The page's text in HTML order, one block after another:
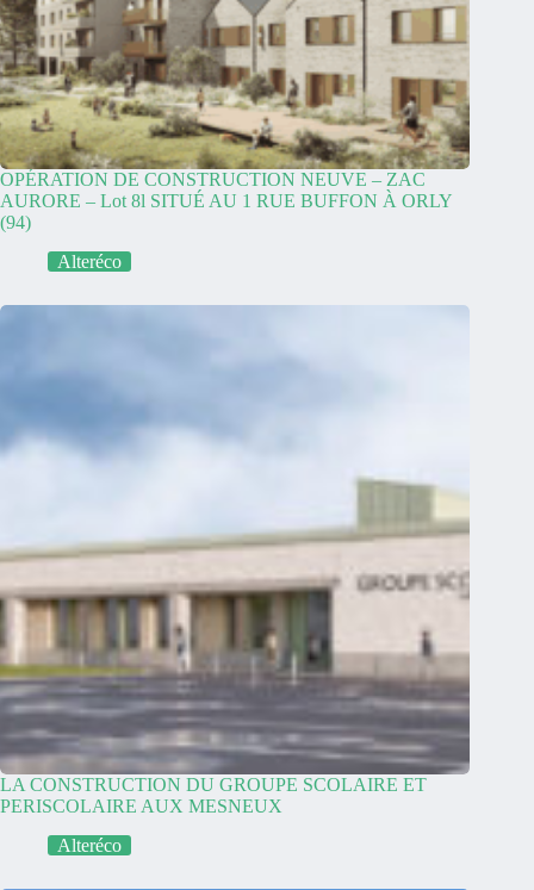
OPÉRATION DE CONSTRUCTION NEUVE – ZAC
AURORE – Lot 8l SITUÉ AU 1 RUE BUFFON À ORLY
(94)
Alteréco
LA CONSTRUCTION DU GROUPE SCOLAIRE ET
PERISCOLAIRE AUX MESNEUX
Alteréco